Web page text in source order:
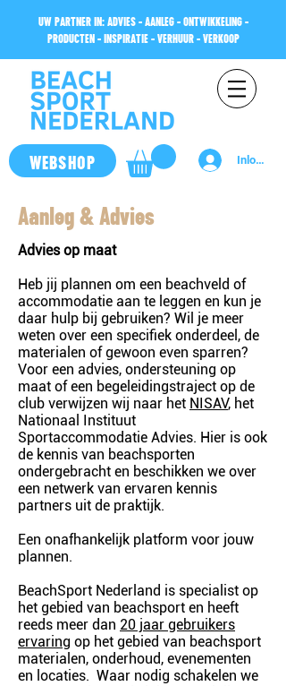
UW PARTNER IN: ADVIES - AANLEG - ONTWIKKELING -
PRODUCTEN - INSPIRATIE - VERHUUR - VERKOOP
WEBSHOP Inloggen
Aanleg & Advies
Advies op maat
Heb jij plannen om een beachveld of
accommodatie aan te leggen en kun je
daar hulp bij gebruiken? Wil je meer
weten over een specifiek onderdeel, de
materialen of gewoon even sparren?
Voor een advies, ondersteuning op
maat of een begeleidingstraject op de
club verwijzen wij naar het NISAV, het
Nationaal Instituut
Sportaccommodatie Advies. Hier is ook
de kennis van beachsporten
ondergebracht en beschikken we over
een netwerk van ervaren kennis
partners uit de praktijk.
Een onafhankelijk platform voor jouw
plannen.
BeachSport Nederland is specialist op
het gebied van beachsport en heeft
reeds meer dan 20 jaar gebruikers
ervaring op het gebied van beachsport
materialen, onderhoud, evenementen
en locaties. Waar nodig schakelen we